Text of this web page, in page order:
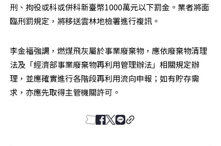
刑、拘役或科或併科新臺幣1000萬元以下罰金。業者將面
臨刑罰規定，將移送雲林地檢署進行複訊。
李金福強調，燃煤飛灰屬於事業廢棄物，應依廢棄物清理
法及「經濟部事業廢棄物再利用管理辦法」相關規定辦
理，並應確實進行各階段再利用流向申報；如有貯存需
求，亦應先取得主管機關許可。